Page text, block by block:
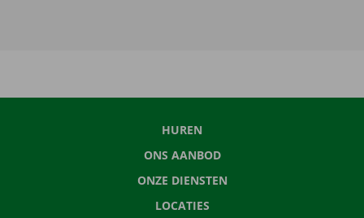
HUREN
ONS AANBOD
ONZE DIENSTEN
LOCATIES